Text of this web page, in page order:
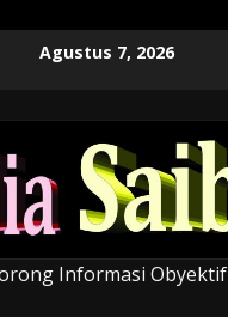
Agustus 7, 2026
Informasi Obyektif